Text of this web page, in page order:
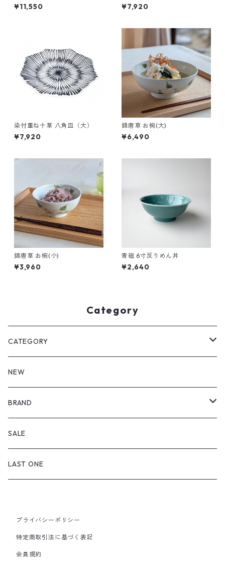
¥11,550 ¥7,920
染付重ね十草 八角皿（大）
¥7,920
錦唐草 お椀(大)
¥6,490
錦唐草 お椀(小)
¥3,960
青磁 6寸反りめん丼
¥2,640
Category
CATEGORY
皿・プレート
丸（9cm～ / 三寸皿）
丸（12cm～ / 四寸皿）
鉢・ボウル
小付・小鉢
中鉢（12cm～）
ボウル
飯碗・どんぶり
飯碗
どんぶり
湯のみ・カップ
急須・ポット
箸置
NEW
BRAND
喜鶴製陶
福泉窯
一峰窯
白山陶器
SALE
LAST ONE
プライバシーポリシー
特定商取引法に基づく表記
会員規約